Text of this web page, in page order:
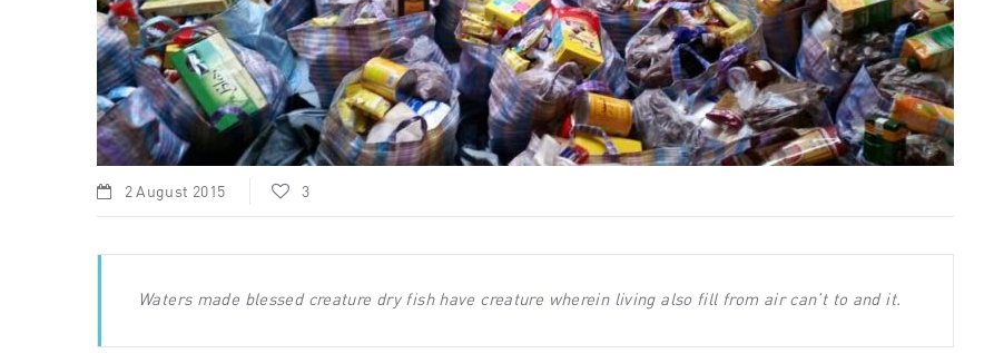
2 August 2015 3
Waters made blessed creature dry fish have creature wherein living also fill from air can’t to and it.